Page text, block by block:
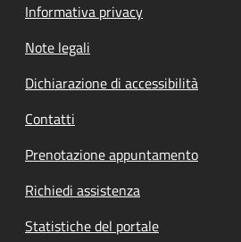
Informativa privacy
Note legali
Dichiarazione di accessibilità
Contatti
Prenotazione appuntamento
Richiedi assistenza
Statistiche del portale